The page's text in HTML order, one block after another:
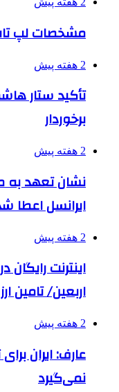
مشخصات لپ
2 هفته پیش
تأکید ستار
برخوردار
2 هفته پیش
نشان تعهد به
ایرانسل اعطا
2 هفته پیش
اربعین/ تامین ارز
2 هفته پیش
عارف: ایران
نمی‌گیرد